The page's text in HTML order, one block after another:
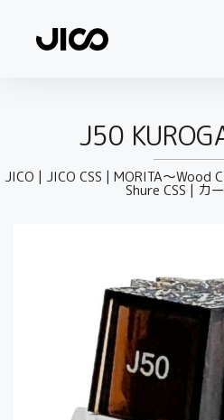
J50
JICO | JICO CSS | MORITA〜Wood
Shure CSS | カ